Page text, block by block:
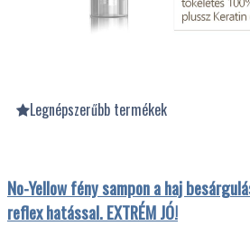
Legnépszerűbb termékek
No-Yellow fény sampon a haj
reflex hatással. EXTRÉM JÓ!